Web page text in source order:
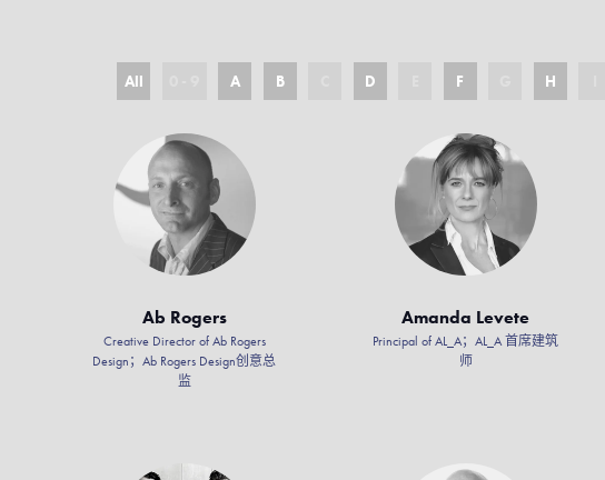
All A B D F H
Ab Rogers
Creative Director of Ab Rogers
Design；Ab Rogers Design创意总
监
Amanda Levete
Principal of AL_A；AL_A 首席建筑
师